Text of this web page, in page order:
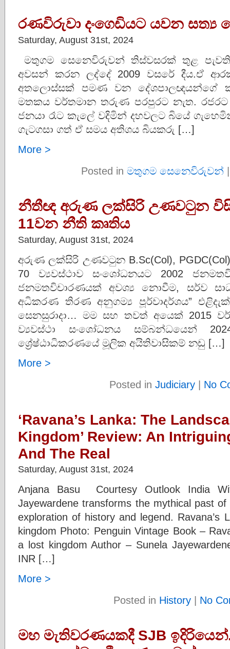
රණවිරුවා දංගෙඩියට යවන
Saturday, August 31st, 2024
මතුගම සෙනෙවිරුවන් තිස්වසරක් තුළ
අවසන් කරන ලද්දේ 2009 වසරේ දීය.ඒ
අතලොස්සක් පමණ වන දේශපාලඥයන්ගේ
මතකය වර්තමාන තරුණ පරපුරට නැත. රජරට
ජනයා රෑට කැලේ වදිමින් දහවලට බියේ
ගැටගසා ගත් ඒ සමය අතිශය බියකරු […]
More >
Posted in මතුගම සෙනෙවිරුවන්
නීතීඥ අරුණ ලක්සිරි උණවටුන
11වන නීති කෘතිය
Saturday, August 31st, 2024
අරුණ ලක්සිරි උණවටුන B.Sc(Col),
70 ව්‍යවස්ථාව සංශෝධනයට 2002
ජනමතවිචාරණයක් අවශ්‍ය නොවීම, සර්ව
අධිකරණ තිරණ අනුගම්‍ය පූර්වාදර්ශය”
සෙනසුරාදා… මම සහ තවත් අයෙක් 2015
ව්‍යවස්ථා සංශෝධනය සම්බන්ධයෙන්
ශ්‍රේෂ්ඨාධිකරණයේ මූලික අයිතිවාසිකම් නඩු […]
More >
Posted in Judiciary | No
‘Ravana’s Lanka: The
Kingdom’ Review: An
And The Real
Saturday, August 31st, 2024
Anjana Basu Courtesy Outlook India
Jayewardene transforms the mythical past
exploration of history and legend. Ravana’s
kingdom Photo: Penguin Vintage Book –
a lost kingdom Author – Sunela
INR […]
More >
Posted in History | No
මහ මැතිවරණයකදී SJB